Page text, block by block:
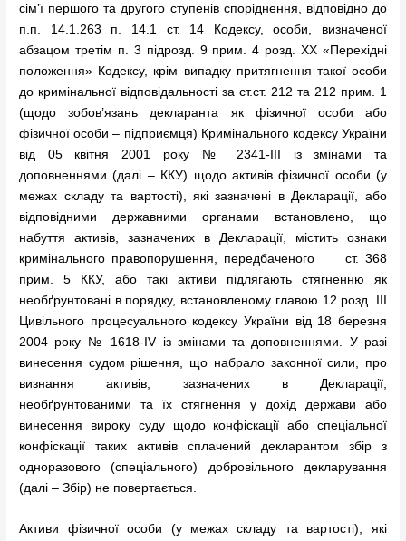
сім’ї першого та другого ступенів споріднення, відповідно до
п.п. 14.1.263 п. 14.1 ст. 14 Кодексу, особи, визначеної
абзацом третім п. 3 підрозд. 9 прим. 4 розд. XX «Перехідні
положення» Кодексу, крім випадку притягнення такої особи
до кримінальної відповідальності за ст.ст. 212 та 212 прим. 1
(щодо зобов’язань декларанта як фізичної особи або
фізичної особи – підприємця) Кримінального кодексу України
від 05 квітня 2001 року № 2341-ІІІ із змінами та
доповненнями (далі – ККУ) щодо активів фізичної особи (у
межах складу та вартості), які зазначені в Декларації, або
відповідними державними органами встановлено, що
набуття активів, зазначених в Декларації, містить ознаки
кримінального правопорушення, передбаченого ст. 368
прим. 5 ККУ, або такі активи підлягають стягненню як
необґрунтовані в порядку, встановленому главою 12 розд. III
Цивільного процесуального кодексу України від 18 березня
2004 року № 1618-IV із змінами та доповненнями. У разі
винесення судом рішення, що набрало законної сили, про
визнання активів, зазначених в Декларації,
необґрунтованими та їх стягнення у дохід держави або
винесення вироку суду щодо конфіскації або спеціальної
конфіскації таких активів сплачений декларантом збір з
одноразового (спеціального) добровільного декларування
(далі – Збір) не повертається.
Активи фізичної особи (у межах складу та вартості), які